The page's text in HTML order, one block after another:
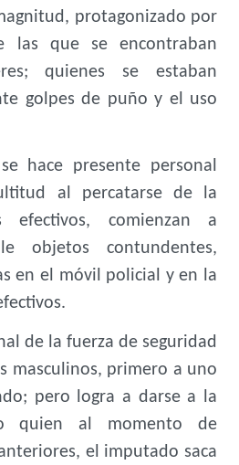
protagonizado por
las que se encontraban
quienes se estaban
golpes de puño y el uso
hace presente personal
al percatarse de la
efectivos, comienzan a
objetos contundentes,
en el móvil policial y en la
de la fuerza de seguridad
masculinos, primero a uno
pero logra a darse a la
quien al momento de
el imputado saca